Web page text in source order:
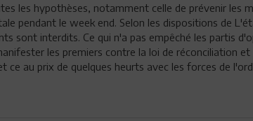
les hypothèses, notamment celle de prévenir les
pendant le week end. Selon les dispositions de
sont interdits. Ce qui n'a pas empêché les partis
les premiers contre la loi de réconciliation
ce au prix de quelques heurts avec les forces de